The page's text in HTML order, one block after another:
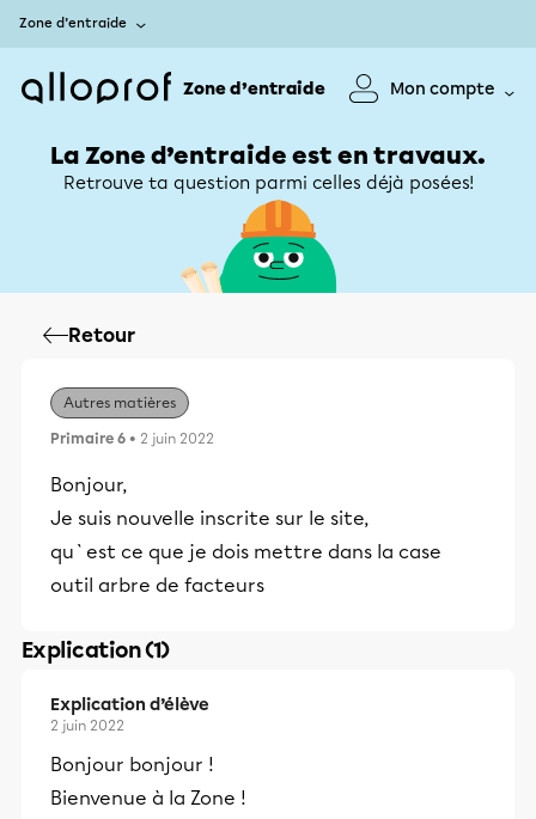
Zone d’entraide
Zone d’entraide Mon compte
La Zone d’entraide est en travaux.
Retrouve ta question parmi celles déjà posées!
Retour
Autres matières
Primaire 6 • 2 juin 2022
Bonjour,
Je suis nouvelle inscrite sur le site,
qu`est ce que je dois mettre dans la case
outil arbre de facteurs
Explication (1)
Explication d’élève
2 juin 2022
Bonjour bonjour !
Bienvenue à la Zone !